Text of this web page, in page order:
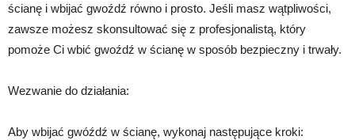
ścianę i wbijać gwoźdź równo i prosto. Jeśli masz wątpliwości,
zawsze możesz skonsultować się z profesjonalistą, który
pomoże Ci wbić gwoźdź w ścianę w sposób bezpieczny i trwały.
Wezwanie do działania:
Aby wbijać gwóźdź w ścianę, wykonaj następujące kroki: